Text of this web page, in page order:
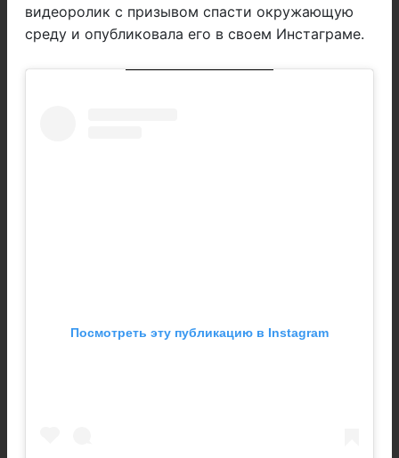
видеоролик с призывом спасти окружающую
среду и опубликовала его в своем Инстаграме.
Посмотреть эту публикацию в Instagram